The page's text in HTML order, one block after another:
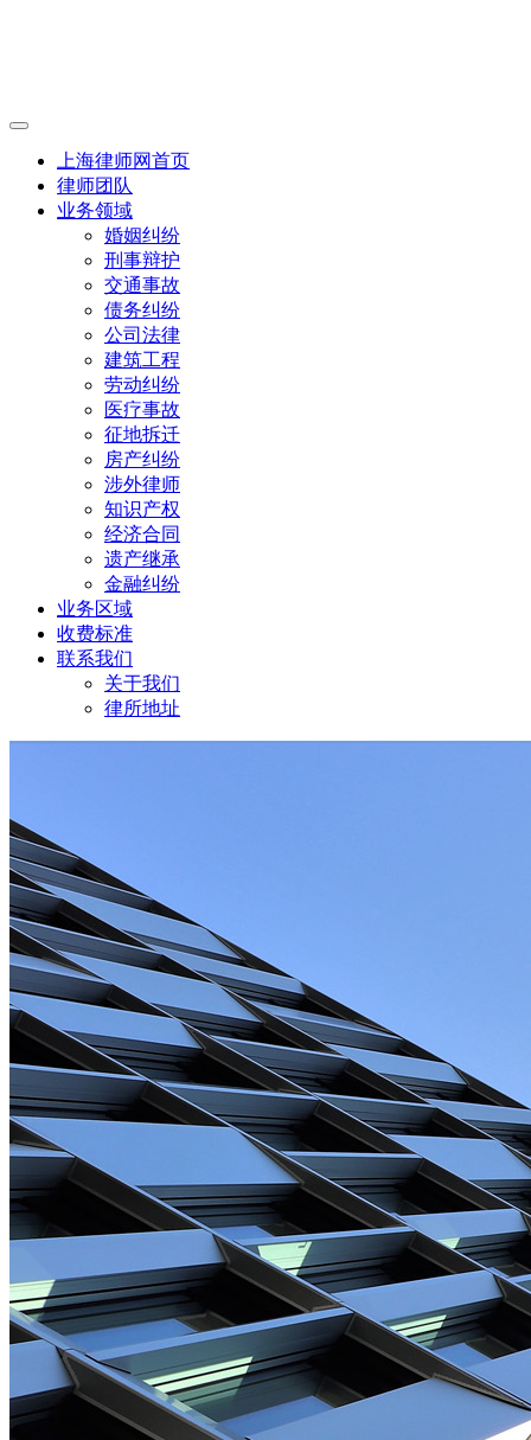
上海律师网首页
律师团队
业务领域
婚姻纠纷
刑事辩护
交通事故
债务纠纷
公司法律
建筑工程
劳动纠纷
医疗事故
征地拆迁
房产纠纷
涉外律师
知识产权
经济合同
遗产继承
金融纠纷
业务区域
收费标准
联系我们
关于我们
律所地址